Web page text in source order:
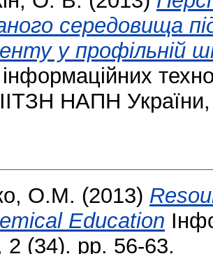
середовища
у профільній
інформаційних
НАПН
О.М. (2013)
Education
2 (34). pp. 56-63.